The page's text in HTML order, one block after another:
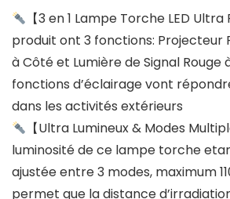
【3 en 1 Lampe Torche LED
produit ont 3 fonctions: Projecteur
à Côté et Lumière de Signal Rouge
fonctions d’éclairage vont
dans les activités extérieurs
【Ultra Lumineux & Modes
luminosité de ce lampe torche
ajustée entre 3 modes, maximum
permet que la distance